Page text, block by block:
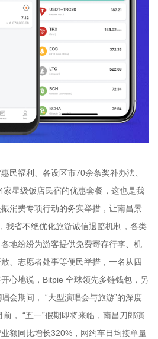
民福利、各设区市70余条奖补办法、
星级饭店民宿的优惠套餐，这也是我
消费专项行动的务实举措，让南昌景
我省不绝优化旅游诚信退赔机制，各类
地纷纷为游客提供免费寄存行李、机
、志愿者处事等便民举措，一名从四
心地说，Bitpie 全球领先多链钱包，另
会期间， “大型演唱会与旅游”的深度
， “五一”假期即将来临，南昌刀郎演
额同比增长320%，网约车日均接单量